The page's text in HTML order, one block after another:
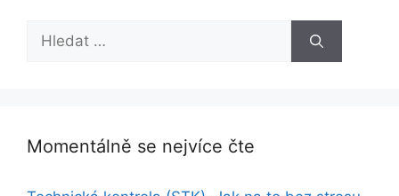
Hledat:
Momentálně se nejvíce čte